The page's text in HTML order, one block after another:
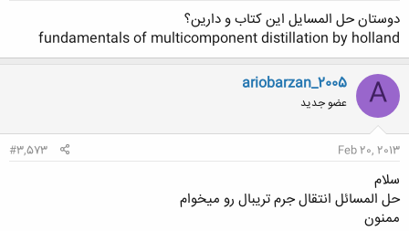
دوستان حل المسایل این کتاب و دارین؟
fundamentals of multicomponent distillation by holland
A
ariobarzan_2005
عضو جدید
Feb 20, 2013
#3,573
سلام
حل المسائل انتقال جرم تریبال رو میخوام
ممنون